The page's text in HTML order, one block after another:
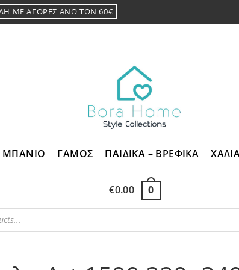
ΜΕ ΑΓΟΡΕΣ ΑΝΩ ΤΩΝ 60€
ΜΠΑΝΙΟ ΓΑΜΟΣ ΠΑΙΔΙΚΑ – ΒΡΕΦΙΚΑ
€0.00 0